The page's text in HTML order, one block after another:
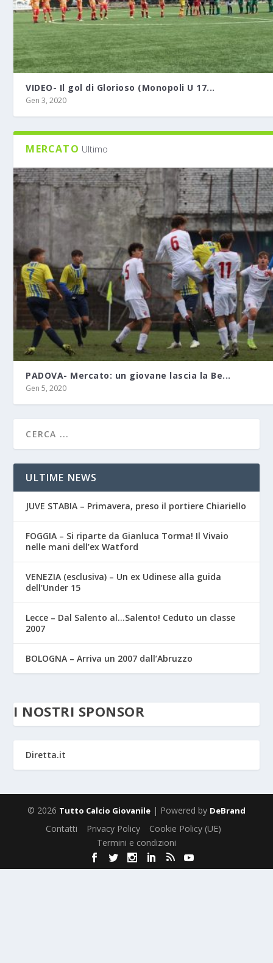
VIDEO- Il gol di Glorioso (Monopoli U 17...
Gen 3, 2020
MERCATO Ultimo
PADOVA- Mercato: un giovane lascia la Be...
Gen 5, 2020
ULTIME NEWS
JUVE STABIA – Primavera, preso il portiere Chiariello
FOGGIA – Si riparte da Gianluca Torma! Il Vivaio
nelle mani dell’ex Watford
VENEZIA (esclusiva) – Un ex Udinese alla guida
dell’Under 15
Lecce – Dal Salento al…Salento! Ceduto un classe
2007
BOLOGNA – Arriva un 2007 dall’Abruzzo
I NOSTRI SPONSOR
Diretta.it
© 2026 Tutto Calcio Giovanile | Powered by DeBrand
Contatti Privacy Policy
Cookie Policy (UE)
Termini e condizioni